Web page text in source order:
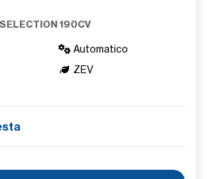
190CV
Automatico
ZEV